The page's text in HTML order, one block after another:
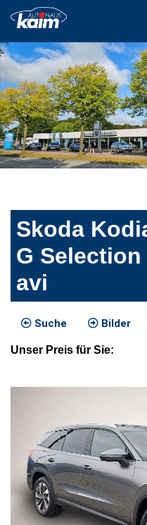
Skoda
G Selection
avi
Suche Bilder
Unser Preis für Sie: